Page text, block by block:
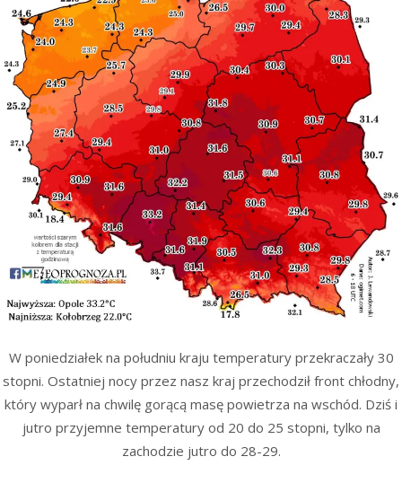
W poniedziałek na południu kraju temperatury przekraczały 30
stopni. Ostatniej nocy przez nasz kraj przechodził front chłodny,
który wyparł na chwilę gorącą masę powietrza na wschód. Dziś i
jutro przyjemne temperatury od 20 do 25 stopni, tylko na
zachodzie jutro do 28-29.